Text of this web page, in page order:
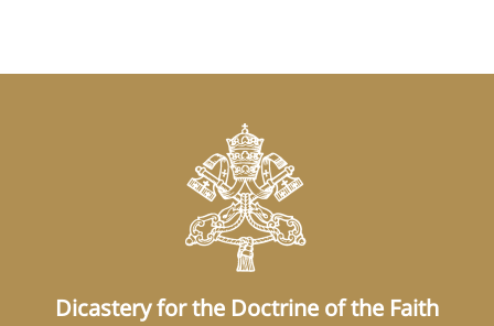
Dicastery for the Doctrine of the Faith